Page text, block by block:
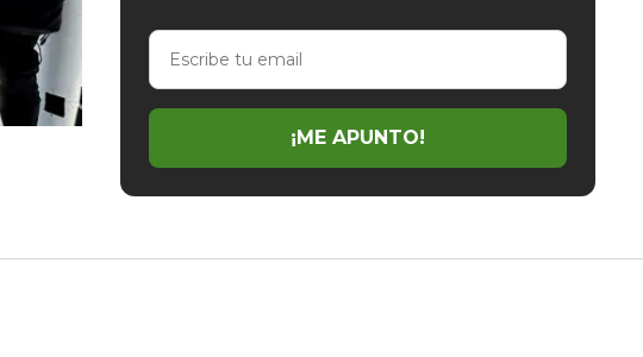
Escribe
email
¡ME APUNTO!